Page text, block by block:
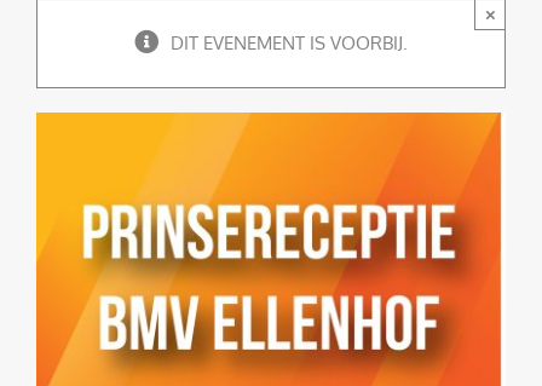
DIT EVENEMENT IS VOORBIJ.
×